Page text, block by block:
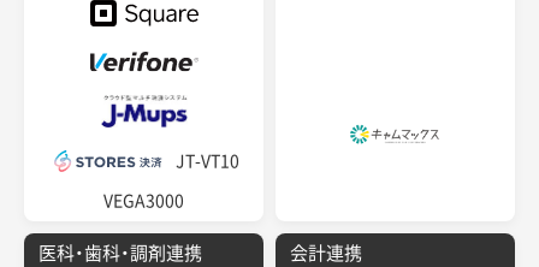
JT-VT10
VEGA3000
医科・歯科・調剤連携 会計連携